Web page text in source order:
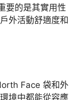
要的是其實用性
外活動舒適度和
Face 袋和外
境中都能從容應